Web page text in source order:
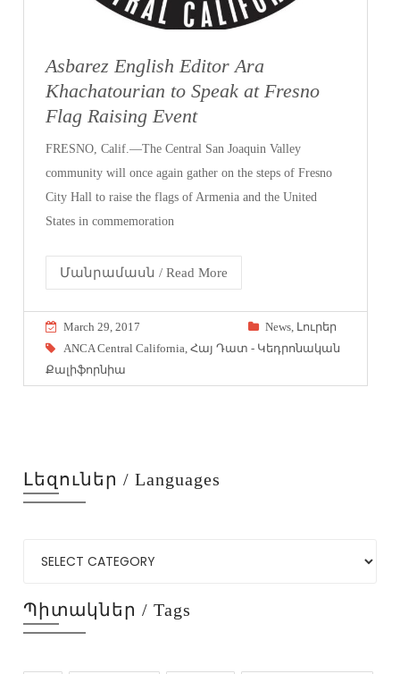
Asbarez English Editor Ara
Khachatourian to Speak at Fresno
Flag Raising Event
FRESNO, Calif.—The Central San Joaquin Valley
community will once again gather on the steps of Fresno
City Hall to raise the flags of Armenia and the United
States in commemoration
Մանրամասն / Read More
March 29, 2017 News, Լուրեր
ANCA Central California ,Հայ Դատ - Կեդրոնական
Քալիֆորնիա
Լեզուներ / Languages
Պիտակներ / Tags